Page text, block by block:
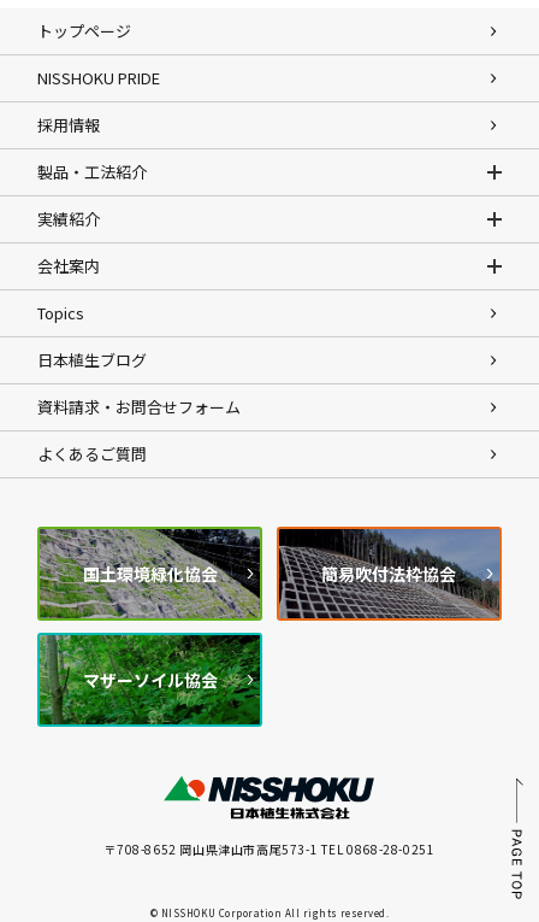
トップページ
NISSHOKU PRIDE
採用情報
製品・工法紹介
実績紹介
会社案内
Topics
日本植生ブログ
資料請求・お問合せフォーム
よくあるご質問
国土環境緑化協会 簡易吹付法枠協会
マザーソイル協会
〒708-8652 岡山県津山市高尾573-1 TEL 0868-28-0251
© NISSHOKU Corporation All rights reserved.